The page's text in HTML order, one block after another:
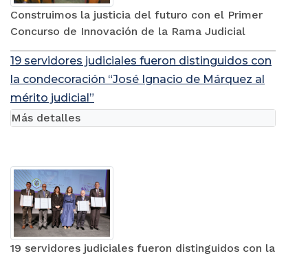
Construimos la justicia del futuro con el Primer
Concurso de Innovación de la Rama Judicial
19 servidores judiciales fueron distinguidos con
la condecoración “José Ignacio de Márquez al
mérito judicial”
19 servidores judiciales fueron distinguidos con la
Más detalles